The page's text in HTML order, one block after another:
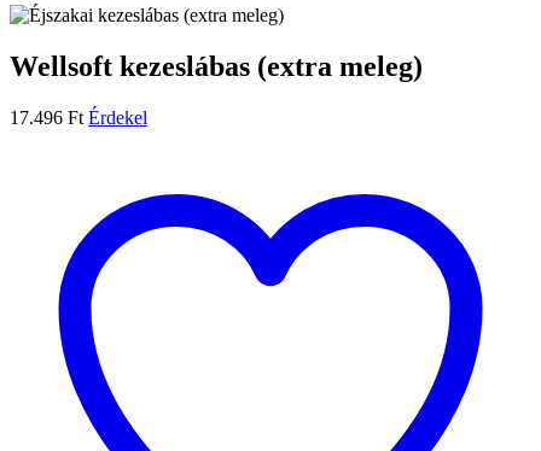
Wellsoft kezeslábas (extra meleg)
17.496 Ft Érdekel